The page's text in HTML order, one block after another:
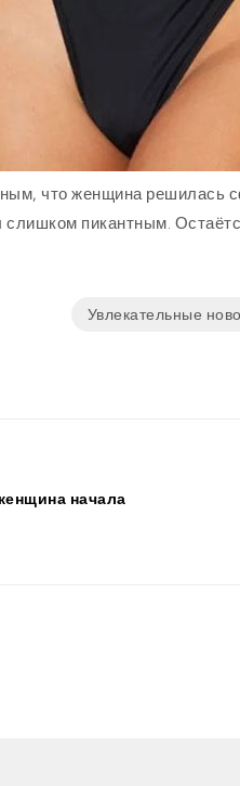
что женщина решилась
пикантным.
Увлекательные
начала